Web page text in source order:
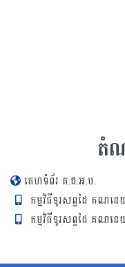
តំណ
គេហទំព័រ គ.ជ.អ.ប.
កម្មវិធីទូរសព្ទដៃ គណ
កម្មវិធីទូរសព្ទដៃ គណន